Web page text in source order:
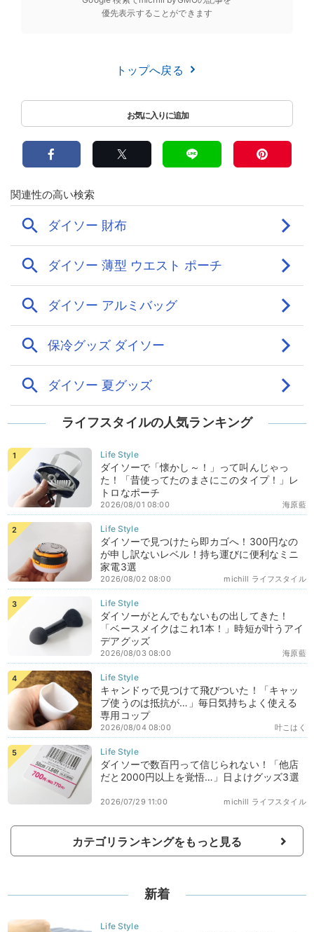
優先表示することができます
トップへ戻る
ライフスタイルの人気ランキング
ダイソーで「懐かし～！」って叫んじゃっ
た！「昔使ってたのまさにこのタイプ！」レ
トロなポーチ
海原藍
2026/08/01 08:00
ダイソーで見つけたら即カゴへ！300円なの
が申し訳ないレベル！持ち運びに便利なミニ
家電3選
michill ライフスタイル
2026/08/02 08:00
ダイソーがとんでもないもの出してきた！
「ベースメイクはこれ1本！」時短が叶うアイ
デアグッズ
海原藍
2026/08/03 08:00
キャンドゥで見つけて飛びついた！「キャッ
プ使うのは抵抗が…」毎日気持ちよく使える
専用コップ
叶こはく
2026/08/04 08:00
ダイソーで数百円って信じられない！「他店
だと2000円以上を覚悟…」日よけグッズ3選
michill ライフスタイル
2026/07/29 11:00
カテゴリランキングをもっと見る
新着